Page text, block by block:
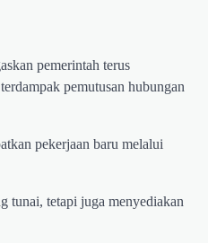
pemerintah terus
pemutusan hubungan
pekerjaan baru melalui
tunai, tetapi juga menyediakan